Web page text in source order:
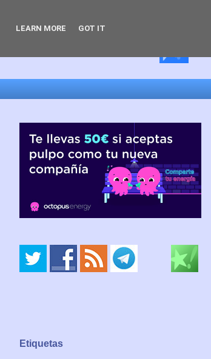
Etiquetas
LEARN MORE GOT IT